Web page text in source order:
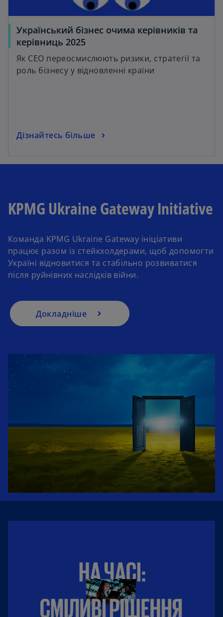
Український бізнес очима керівників та
керівниць 2025
Як CEO переосмислюють ризики, стратегії та
роль бізнесу у відновленні країни
Дізнайтесь більше
KPMG Ukraine Gateway Initiative
Команда KPMG Ukraine Gateway ініціативи
працює разом із стейкхолдерами, щоб допомогти
Україні відновитися та стабільно розвиватися
після руйнівних наслідків війни.
Докладніше